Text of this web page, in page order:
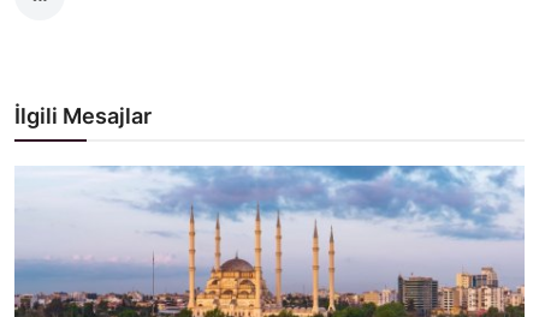
İlgili Mesajlar